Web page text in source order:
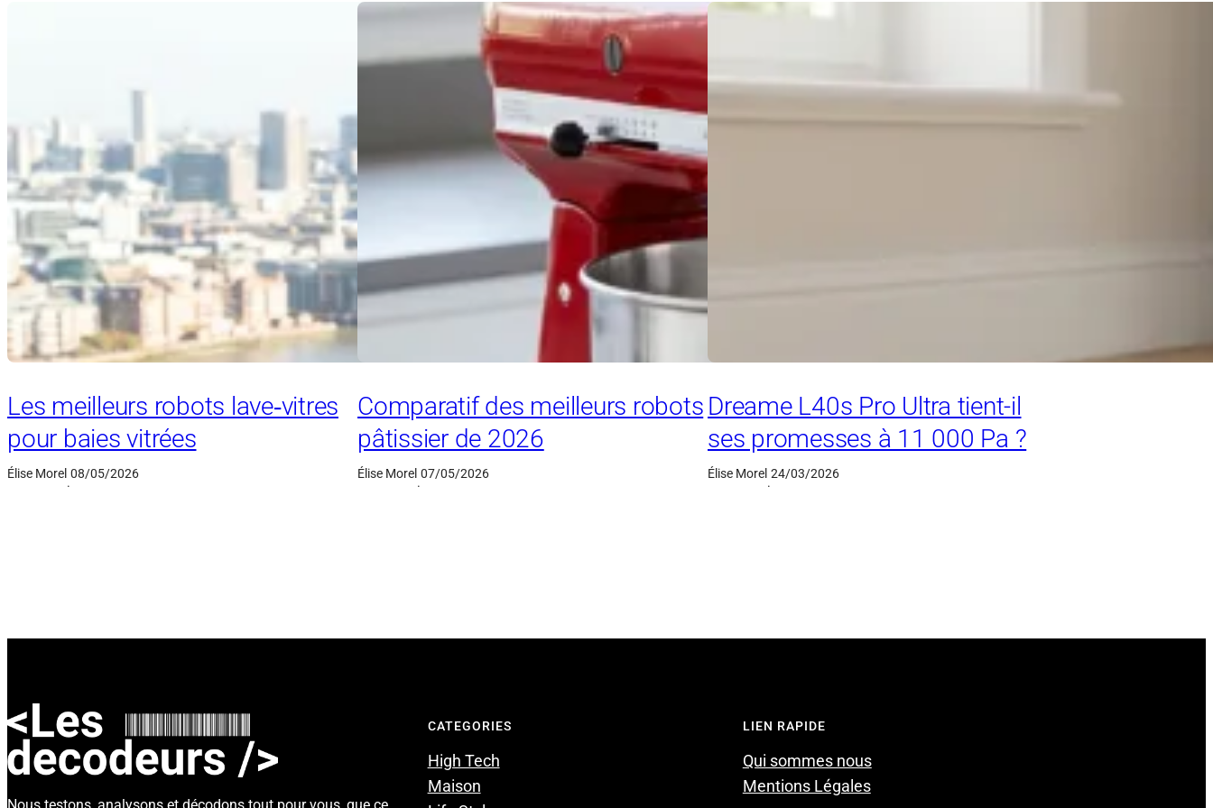
Les meilleurs robots lave‑vitres
pour baies vitrées
Élise Morel
·
08/05/2026
Comparatif des meilleurs robots
pâtissier de 2026
Élise Morel
·
07/05/2026
Dreame L40s Pro Ultra tient-il
ses promesses à 11 000 Pa ?
Élise Morel
·
24/03/2026
Nous testons, analysons et décodons tout pour vous, que ce
CATEGORIES
High Tech
Maison
LIEN RAPIDE
Qui sommes nous
Mentions Légales